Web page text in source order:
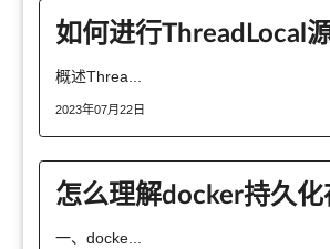
如何进行ThreadLocal
概述Threa...
2023年07月22日
一、docke...